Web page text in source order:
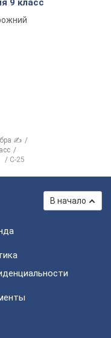
9 класс
✍
С-25
В начало